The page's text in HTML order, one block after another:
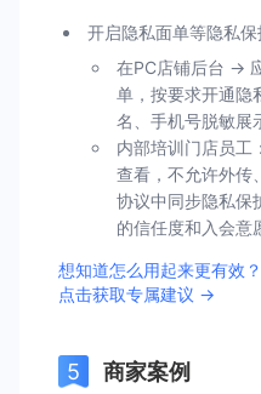
开启隐私面单等隐私
在PC店铺后台 →
单，按要求开通隐
名、手机号脱敏展
内部培训门店员工
查看，不允许外传
协议中同步隐私保
的信任度和入会意
想知道怎么用起来更有效？
点击获取专属建议 →
商家案例